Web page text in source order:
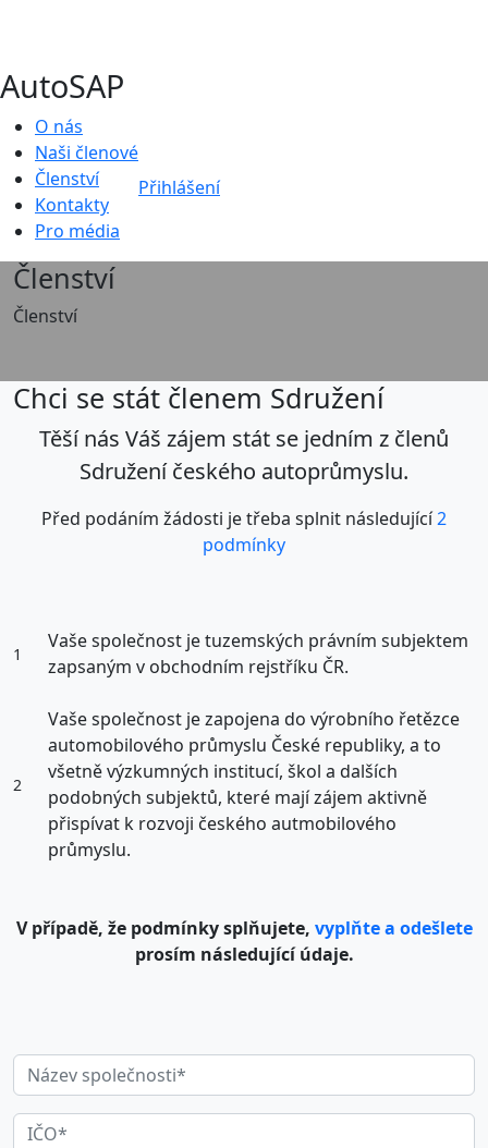
AutoSAP
O nás
Naši členové
Členství
Kontakty
Pro média
Přihlášení
Členství
Členství
Chci se stát členem Sdružení
Těší nás Váš zájem stát se jedním z členů
Sdružení českého autoprůmyslu.
Před podáním žádosti je třeba splnit následující2
podmínky
1
Vaše společnost je tuzemských právním subjektem
zapsaným v obchodním rejstříku ČR.
2
Vaše společnost je zapojena do výrobního řetězce
automobilového průmyslu České republiky, a to
všetně výzkumných institucí, škol a dalších
podobných subjektů, které mají zájem aktivně
přispívat k rozvoji českého autmobilového
průmyslu.
V případě, že podmínky splňujete, vyplňte a odešlete
prosím následující údaje.